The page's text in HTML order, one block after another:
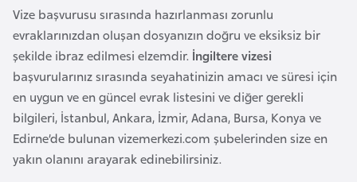
Vize başvurusu sırasında hazırlanması zorunlu
evraklarınızdan oluşan dosyanızın doğru ve eksiksiz bir
şekilde ibraz edilmesi elzemdir. İngiltere vizesi
başvurularınız sırasında seyahatinizin amacı ve süresi için
en uygun ve en güncel evrak listesini ve diğer gerekli
bilgileri, İstanbul, Ankara, İzmir, Adana, Bursa, Konya ve
Edirne’de bulunan vizemerkezi.com şubelerinden size en
yakın olanını arayarak edinebilirsiniz.
a
h
r
e
y
n
B